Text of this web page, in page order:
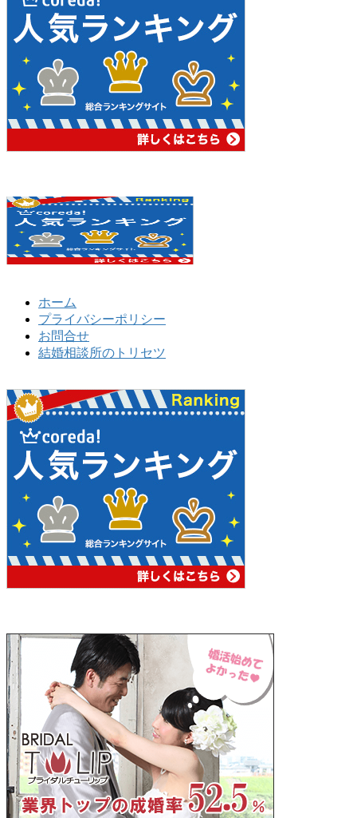
ホーム
プライバシーポリシー
お問合せ
結婚相談所のトリセツ